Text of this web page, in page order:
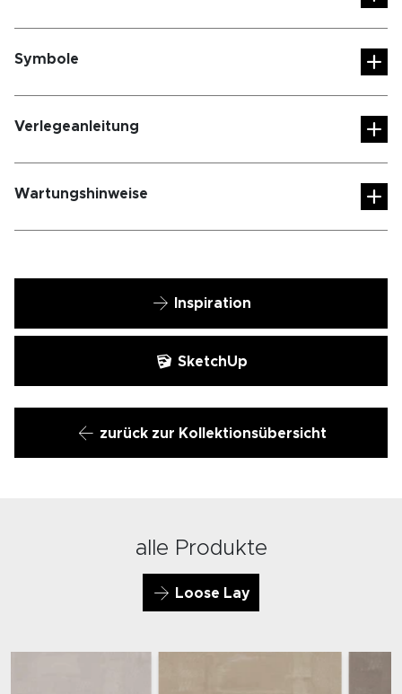
Symbole
Verlegeanleitung
Wartungshinweise
zurück zur Kollektionsübersicht
Inspiration
SketchUp
alle Produkte
Loose Lay